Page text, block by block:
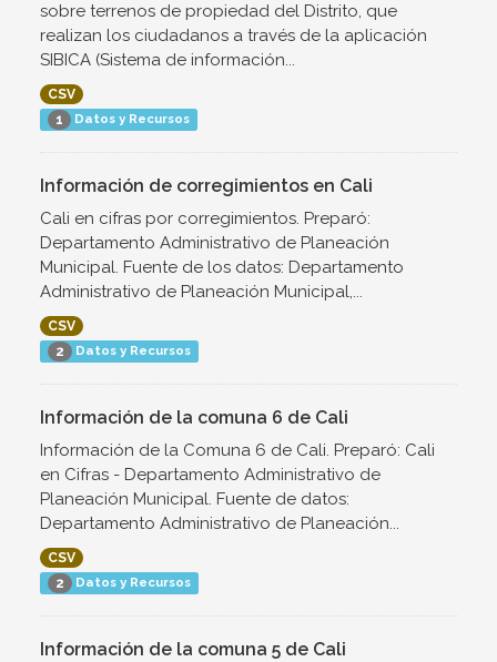
sobre terrenos de propiedad del Distrito, que
realizan los ciudadanos a través de la aplicación
SIBICA (Sistema de información...
CSV
1 Datos y Recursos
Información de corregimientos en Cali
Cali en cifras por corregimientos. Preparó:
Departamento Administrativo de Planeación
Municipal. Fuente de los datos: Departamento
Administrativo de Planeación Municipal,...
CSV
2 Datos y Recursos
Información de la comuna 6 de Cali
Información de la Comuna 6 de Cali. Preparó: Cali
en Cifras - Departamento Administrativo de
Planeación Municipal. Fuente de datos:
Departamento Administrativo de Planeación...
CSV
2 Datos y Recursos
Información de la comuna 5 de Cali